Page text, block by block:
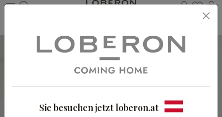
Du
Sie besuchen jetzt loberon.at